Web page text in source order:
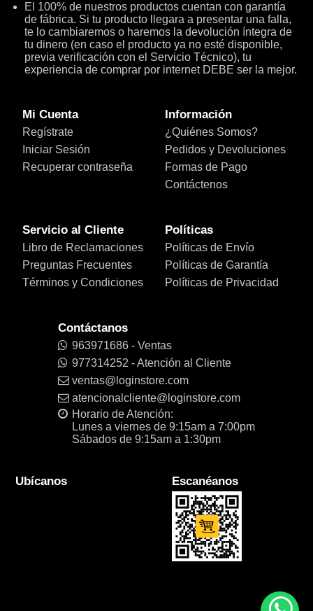
El 100% de nuestros productos cuentan con garantía
de fábrica. Si tu producto llegara a presentar una falla,
te lo cambiaremos o haremos la devolución íntegra de
tu dinero (en caso el producto ya no esté disponible,
previa verificación con el Servicio Técnico), tu
experiencia de comprar por internet DEBE ser la mejor.
Mi Cuenta
Regístrate
Iniciar Sesión
Recuperar contraseña
Información
¿Quiénes Somos?
Pedidos y Devoluciones
Formas de Pago
Contáctenos
Servicio al Cliente
Libro de Reclamaciones
Preguntas Frecuentes
Términos y Condiciones
Políticas
Políticas de Envío
Políticas de Garantía
Políticas de Privacidad
Contáctanos
963971686 - Ventas
977314252 - Atención al Cliente
ventas@loginstore.com
atencionalcliente@loginstore.com
Horario de Atención:
Lunes a viernes de 9:15am a 7:00pm
Sábados de 9:15am a 1:30pm
Ubícanos Escanéanos